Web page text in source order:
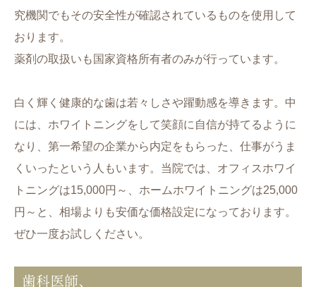
究機関でもその安全性が確認されているものを使用して
おります。
薬剤の取扱いも国家資格所有者のみが行っています。
白く輝く健康的な歯は若々しさや躍動感を導きます。中
には、ホワイトニングをして笑顔に自信が持てるように
なり、第一希望の企業から内定をもらった、仕事がうま
くいったという人もいます。当院では、オフィスホワイ
トニングは15,000円～、ホームホワイトニングは25,000
円～と、相場よりも安価な価格設定になっております。
ぜひ一度お試しください。
歯科医師、